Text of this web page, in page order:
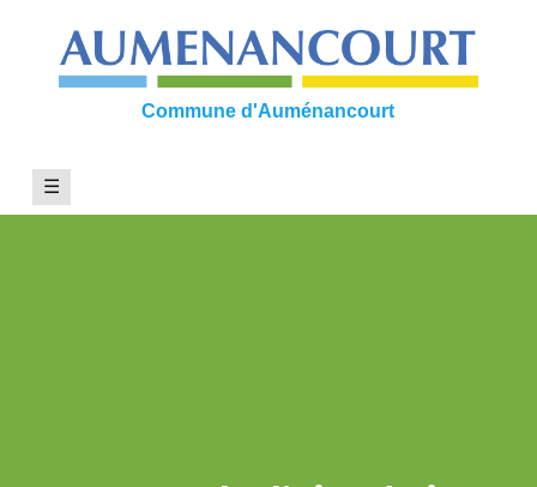
content
Commune d'Auménancourt
☰